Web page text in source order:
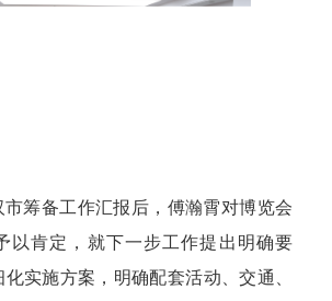
市筹备工作汇报后，傅瀚霄对博览会
以肯定，就下一步工作提出明确要
实施方案，明确配套活动、交通、